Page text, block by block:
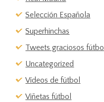
Selección Española
Superhinchas
Tweets graciosos fútbol
Uncategorized
Vídeos de fútbol
Viñetas fútbol